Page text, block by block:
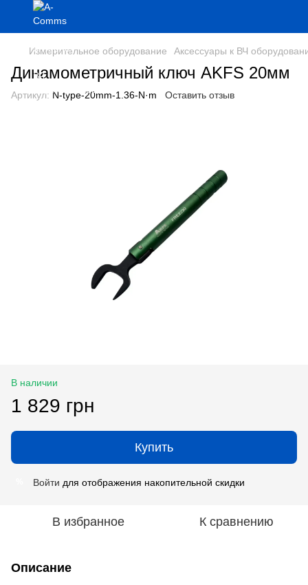
Измерительное оборудование Аксессуары к ВЧ
Динамометричный ключ AKFS 20мм
Артикул: N-type-20mm-1.36-N·m Оставить отзыв
В наличии
1 829 грн
Купить
Войти для отображения накопительной скидки
В избранное К сравнению
Описание